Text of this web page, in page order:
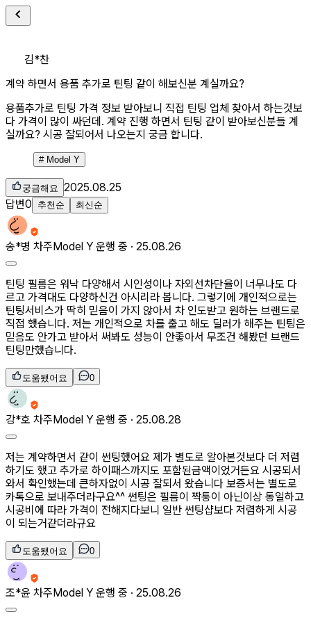
김*찬
계약 하면서 용품 추가로 틴팅 같이 해보신분 계실까요?
용품추가로 틴팅 가격 정보 받아보니 직접 틴팅 업체 찾아서 하는것보
다 가격이 많이 싸던데. 계약 진행 하면서 틴팅 같이 받아보신분들 계
실까요? 시공 잘되어서 나오는지 궁금 합니다.
# Model Y
궁금해요 2025.08.25
답변0 추천순 최신순
송*병 차주Model Y 운행 중 · 25.08.26
틴팅 필름은 워낙 다양해서 시인성이나 자외선차단율이 너무나도 다
르고 가격대도 다양하신건 아시리라 봅니다. 그렇기에 개인적으로는
틴팅서비스가 딱히 믿음이 가지 않아서 차 인도받고 원하는 브랜드로
직접 했습니다. 저는 개인적으로 차를 출고 해도 딜러가 해주는 틴팅은
믿음도 안가고 받아서 써봐도 성능이 안좋아서 무조건 해봤던 브랜드
틴팅만했습니다.
도움됐어요 0
강*호 차주Model Y 운행 중 · 25.08.28
저는 계약하면서 같이 썬팅했어요 제가 별도로 알아본것보다 더 저렴
하기도 했고 추가로 하이패스까지도 포함된금액이었거든요 시공되서
와서 확인했는데 큰하자없이 시공 잘되서 왔습니다 보증서는 별도로
카톡으로 보내주더라구요^^ 썬팅은 필름이 짝퉁이 아닌이상 동일하고
시공비에 따라 가격이 전해지다보니 일반 썬팅샵보다 저렴하게 시공
이 되는거같더라규요
도움됐어요 0
조*윤 차주Model Y 운행 중 · 25.08.26